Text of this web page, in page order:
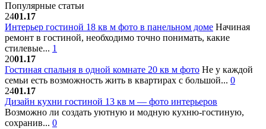
Популярные статьи
2401.17
Интерьер гостиной 18 кв м фото в панельном доме Начиная
ремонт в гостиной, необходимо точно понимать, какие
стилевые... 1
2001.17
Гостиная спальня в одной комнате 20 кв м фото Не у каждой
семьи есть возможность жить в квартирах с большой... 0
2401.17
Дизайн кухни гостиной 13 кв м — фото интерьеров
Возможно ли создать уютную и модную кухню-гостиную,
сохранив... 0